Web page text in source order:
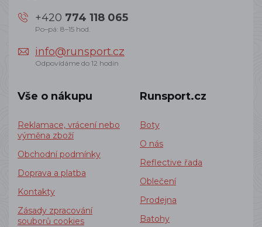
+420 774 118 065
Po–pá: 8–15 hod.
info@runsport.cz
Odpovídáme do 12 hodin
Vše o nákupu
Reklamace, vrácení nebo
výměna zboží
Obchodní podmínky
Doprava a platba
Kontakty
Zásady zpracování
souborů cookies
Runsport.cz
Boty
O nás
Reflective řada
Oblečení
Prodejna
Batohy